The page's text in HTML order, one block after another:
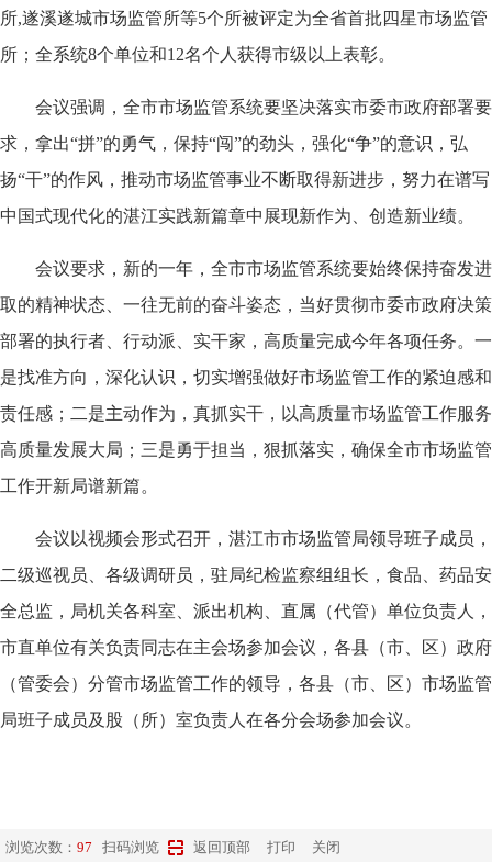
所,遂溪遂城市场监管所等5个所被评定为全省首批四星市场监管
所；全系统8个单位和12名个人获得市级以上表彰。
会议强调，全市市场监管系统要坚决落实市委市政府部署要
求，拿出“拼”的勇气，保持“闯”的劲头，强化“争”的意识，弘
扬“干”的作风，推动市场监管事业不断取得新进步，努力在谱写
中国式现代化的湛江实践新篇章中展现新作为、创造新业绩。
会议要求，新的一年，全市市场监管系统要始终保持奋发进
取的精神状态、一往无前的奋斗姿态，当好贯彻市委市政府决策
部署的执行者、行动派、实干家，高质量完成今年各项任务。一
是找准方向，深化认识，切实增强做好市场监管工作的紧迫感和
责任感；二是主动作为，真抓实干，以高质量市场监管工作服务
高质量发展大局；三是勇于担当，狠抓落实，确保全市市场监管
工作开新局谱新篇。
会议以视频会形式召开，湛江市市场监管局领导班子成员，
二级巡视员、各级调研员，驻局纪检监察组组长，食品、药品安
全总监，局机关各科室、派出机构、直属（代管）单位负责人，
市直单位有关负责同志在主会场参加会议，各县（市、区）政府
（管委会）分管市场监管工作的领导，各县（市、区）市场监管
局班子成员及股（所）室负责人在各分会场参加会议。
浏览次数： 97 扫码浏览 返回顶部 打印 关闭